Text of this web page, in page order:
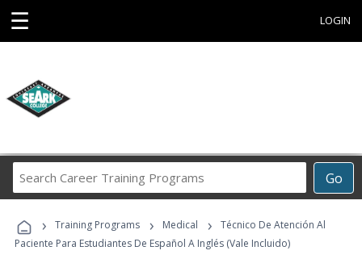
☰ LOGIN
Go
Career
Programs
› Training Programs › Medical ›
Técnico De Atención Al
Paciente Para Estudiantes De Español A Inglés (Vale Incluido)